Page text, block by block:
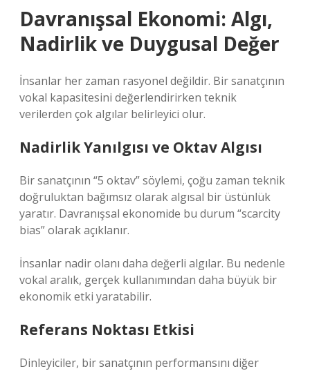
Davranışsal Ekonomi: Algı,
Nadirlik ve Duygusal Değer
İnsanlar her zaman rasyonel değildir. Bir sanatçının
vokal kapasitesini değerlendirirken teknik
verilerden çok algılar belirleyici olur.
Nadirlik Yanılgısı ve Oktav Algısı
Bir sanatçının “5 oktav” söylemi, çoğu zaman teknik
doğruluktan bağımsız olarak algısal bir üstünlük
yaratır. Davranışsal ekonomide bu durum “scarcity
bias” olarak açıklanır.
İnsanlar nadir olanı daha değerli algılar. Bu nedenle
vokal aralık, gerçek kullanımından daha büyük bir
ekonomik etki yaratabilir.
Referans Noktası Etkisi
Dinleyiciler, bir sanatçının performansını diğer